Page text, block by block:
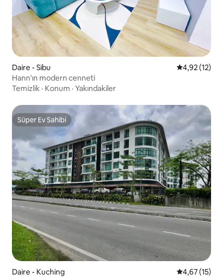
Daire - Sibu 5 üzerinden
4,92 (12)
Hann'ın modern cenneti
Temizlik · Konum · Yakındakiler
Süper Ev Sahibi
Süper Ev Sahibi
Daire - Kuching 5 üzerinden
4,67 (15)